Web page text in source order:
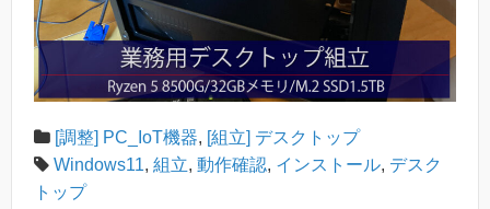
[調整] PC_IoT機器, [組立] デスクトップ
Windows11, 組立, 動作確認, インストール, デスク
トップ